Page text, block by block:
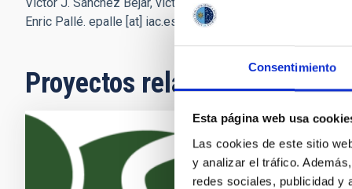
Consentimiento
Esta página web usa
Las cookies de este sitio
y analizar el tráfico.
redes sociales, publicidad y
Enric Pallé. epalle [at] iac.es (epalle[at]iac[dot]es)
Proyectos relacionados
La